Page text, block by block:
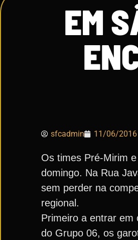
EM
sfcadmin 11/06/2016
Os times Pré-Mirim
domingo. Na Rua
sem perder na
regional.
Primeiro a entrar em
do Grupo 06, os